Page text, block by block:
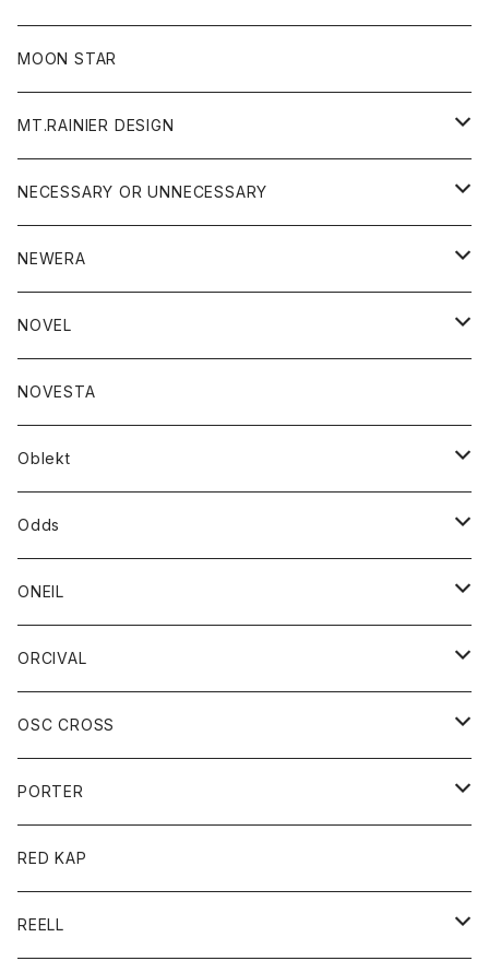
フリース
ジャケット
ニット
パンツ
帽子
MOON STAR
MT.RAINIER DESIGN
アウター
コート
ジャケット
アクセサリー
バッグ
グッズ
ウォレット
靴
トップス
ジャケット
シャツ
ボトム
ショートパンツ
パンツ
レディース
シャツ
Tシャツ
NECESSARY OR UNNECESSARY
アウター
コート
ジャケット
アクセサリー
バッグ
ブレスレット
グッズ
靴
ストール/マフラー
トップス
シャツ
シャツジャケット
ロングスリーブＴシャツ
ボトム
ショートパンツ
ジーンズ
NEWERA
帽子
NOVEL
トップス
カットソー
スエット
ボトム
NOVESTA
Oblekt
ボトム
ショートパンツ
パンツ
レディース
ボトム
Odds
帽子
ONEIL
スカート
ORCIVAL
アウター
コート
ジャケット
アクセサリー
バッグ
キッズ
Tシャツ
グッズ
OSC CROSS
ダウンジャケット
PORTER
カードホルダー
キーホルダー
RED KAP
REELL